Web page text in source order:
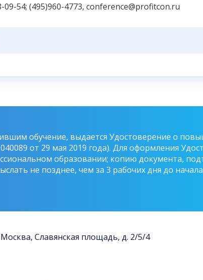
09-54; (495)960-4773, conference@profitcon.ru
обучение, выдается Удостоверение о
от 29 мая 2019 года). Для оформления
образовании; копию документа,
не позднее, чем за 3 рабочих дня до
Москва, Славянская площадь, д. 2/5/4